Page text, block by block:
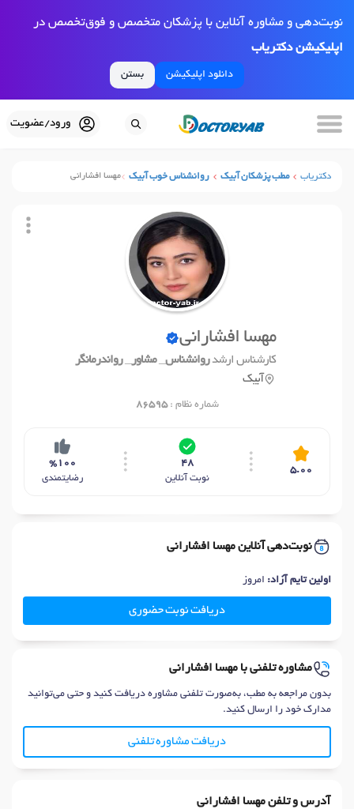
نوبت‌دهی و مشاوره آنلاین با پزشکان متخصص و فوق‌تخصص در
اپلیکیشن دکتریاب
دانلود اپلیکیشن بستن
ورود/عضویت
دکتریاب مطب پزشکان آبیک روانشناس خوب آبیک مهسا افشارانی
مهسا افشارانی
کارشناس ارشدروانشناس_ مشاور_ رواندرمانگر
آبیک
شماره نظام :86595
5.00
48
نوبت آنلاین
%100
رضایتمندی
نوبت‌دهی آنلاین مهسا افشارانی
اولین تایم آزاد: امروز
دریافت نوبت حضوری
مشاوره تلفنی با مهسا افشارانی
بدون مراجعه به مطب، به‌صورت تلفنی مشاوره دریافت کنید و حتی می‌توانید
مدارک خود را ارسال کنید.
دریافت مشاوره تلفنی
آدرس و تلفن مهسا افشارانی